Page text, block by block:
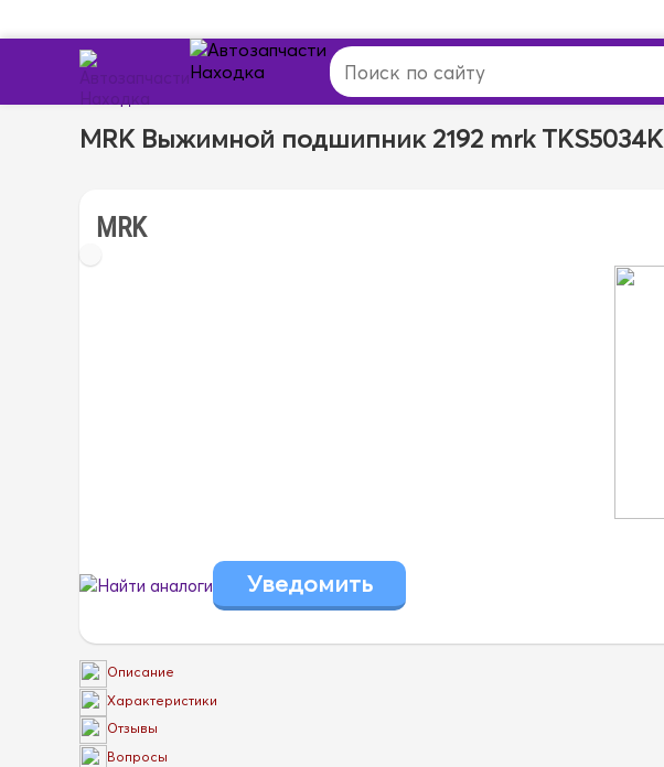
MRK Выжимной подшипник 2192 mrk TKS5034K
MRK
Найти аналоги
Описание
Характеристики
Отзывы
Вопросы